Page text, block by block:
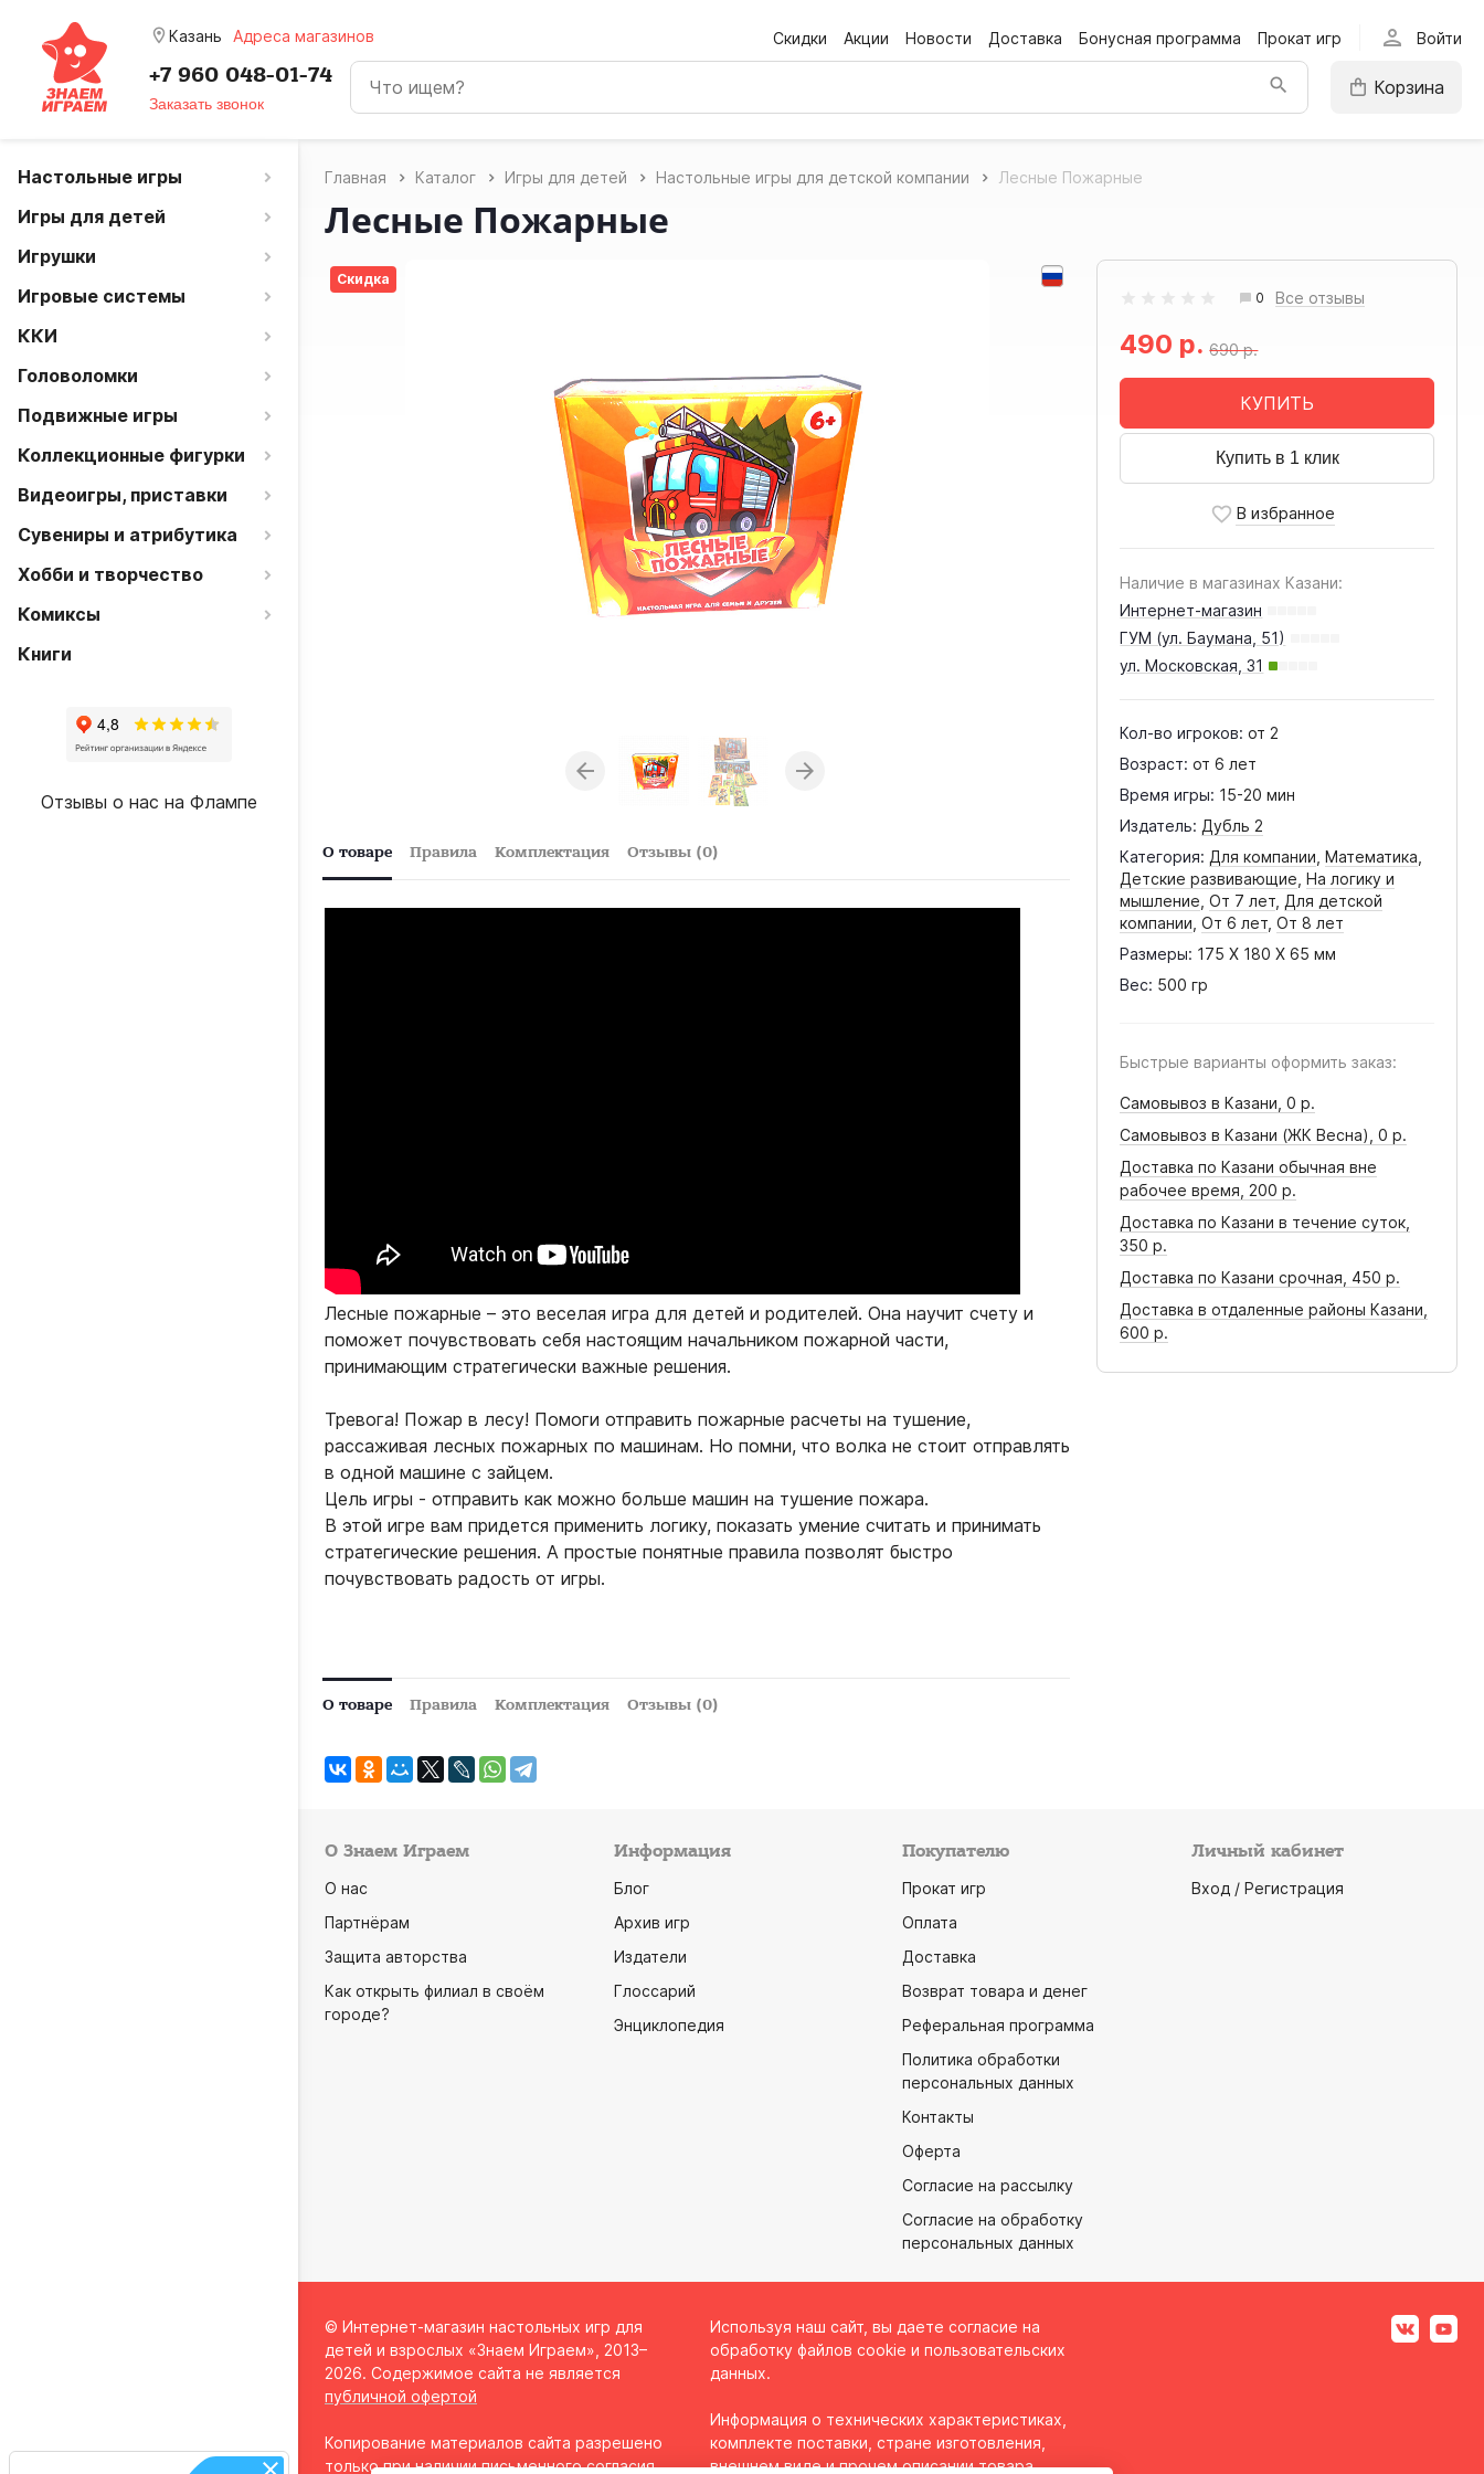
room Казань Адреса магазинов Скидки Акции Новости Доставка Бонусная программа Прокат игр person Войти
+7 960 048-01-74
Заказать звонок
Корзина
Настольные игры
Игры для детей
Игрушки
Игровые системы
ККИ
Головоломки
Подвижные игры
Коллекционные фигурки
Видеоигры, приставки
Сувениры и атрибутика
Хобби и творчество
Комиксы
Книги
Отзывы о нас на Флампе
Главная Каталог Игры для детей Настольные игры для детской компании Лесные Пожарные
Лесные Пожарные
Скидка
0
Все отзывы
690 р.
490 р.
КУПИТЬ
Купить в 1 клик
Наличие в магазинах Казани:
Интернет-магазин
ГУМ (ул. Баумана, 51)
ул. Московская, 31
Кол-во игроков: от 2
Возраст: от 6 лет
Время игры: 15-20 мин
Издатель: Дубль 2
Категория: Для компании ,Математика
Детские развивающие ,На логику и
мышление ,От 7 лет Для детской
компании ,От 6 лет ,От 8 лет
Размеры: 175 X 180 X 65 мм
Вес: 500 гр
Быстрые варианты оформить заказ:
Самовывоз в Казани, 0 р.
Самовывоз в Казани (ЖК Весна),
0 р.
Доставка по Казани обычная вне
рабочее время, 200 р.
Доставка по Казани в течение суток,
350 р.
Доставка по Казани срочная, 450 р.
Доставка в отдаленные районы Казани,
600 р.
О товаре Правила Комплектация Отзывы (0)
Лесные пожарные – это веселая игра для детей и родителей. Она научит счету и
поможет почувствовать себя настоящим начальником пожарной части,
принимающим стратегически важные решения.
Тревога! Пожар в лесу! Помоги отправить пожарные расчеты на тушение,
рассаживая лесных пожарных по машинам. Но помни, что волка не стоит отправлять
в одной машине с зайцем.
Цель игры - отправить как можно больше машин на тушение пожара.
В этой игре вам придется применить логику, показать умение считать и принимать
стратегические решения. А простые понятные правила позволят быстро
почувствовать радость от игры.
О товаре Правила Комплектация Отзывы (0)
О Знаем Играем
О нас
Партнёрам
Защита авторства
Как открыть филиал в своём
городе?
Информация
Блог
Архив игр
Издатели
Глоссарий
Энциклопедия
Покупателю
Прокат игр
Оплата
Доставка
Возврат товара и денег
Реферальная программа
Политика обработки
персональных данных
Контакты
Оферта
Согласие на рассылку
Согласие на обработку
персональных данных
Личный кабинет
Вход / Регистрация
© Интернет-магазин настольных игр для
детей и взрослых «Знаем Играем», 2013–
2026. Содержимое сайта не является
публичной офертой
Копирование материалов сайта разрешено
только при наличии письменного согласия
Используя наш сайт, вы даете согласие на
обработку файлов cookie и пользовательских
данных.
Информация о технических характеристиках,
комплекте поставки, стране изготовления,
внешнем виде и прочем описании товара